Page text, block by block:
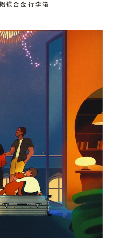
镁合金行李箱